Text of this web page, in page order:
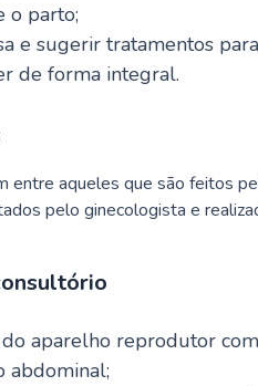
o parto;
e sugerir tratamentos
de forma integral.
entre aqueles que são feitos
pelo ginecologista e
do aparelho reprodutor
abdominal;